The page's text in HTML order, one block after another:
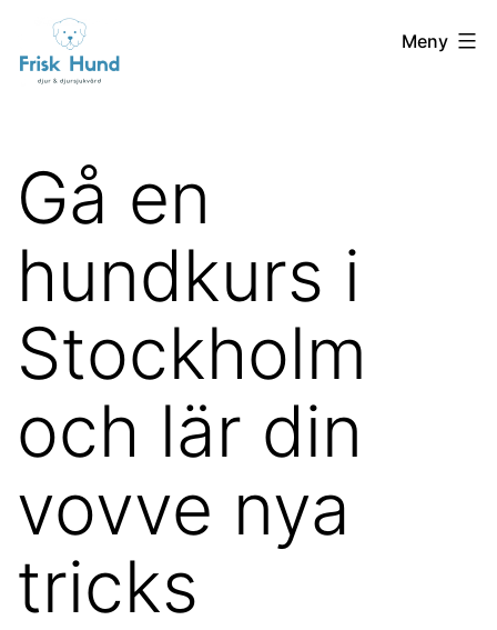
Hoppa
till
innehåll
friskhund.se Meny
Gå en
hundkurs i
Stockholm
och lär din
vovve nya
tricks